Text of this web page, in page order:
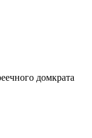
домкрата